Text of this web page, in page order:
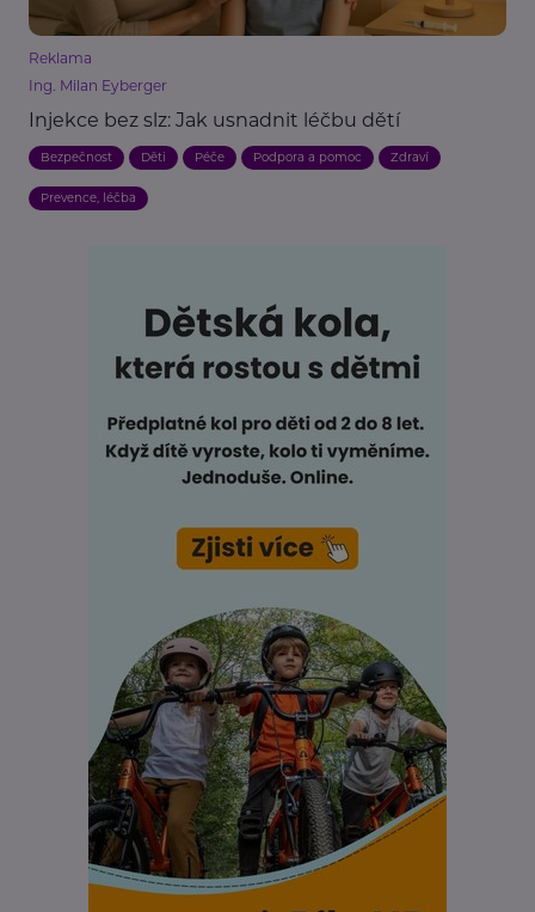
Reklama
Ing. Milan Eyberger
Injekce bez slz: Jak usnadnit léčbu dětí
Bezpečnost Děti Péče Podpora a pomoc Zdraví
Prevence, léčba